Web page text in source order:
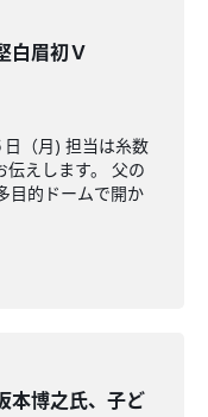
眉初Ｖ
（月) 担当は糸数
伝えします。 父の
目的ドームで開か
本博之氏、子ど